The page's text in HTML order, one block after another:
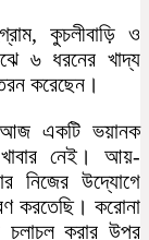
কুচলীবাড়ি ও
৬ ধরনের খাদ্য
করেছেন।
আজ একটি ভয়ানক
খাবার নেই। আয়-
নিজের উদ্যোগে
করতেছি। করোনা
চলাচল করার উপর